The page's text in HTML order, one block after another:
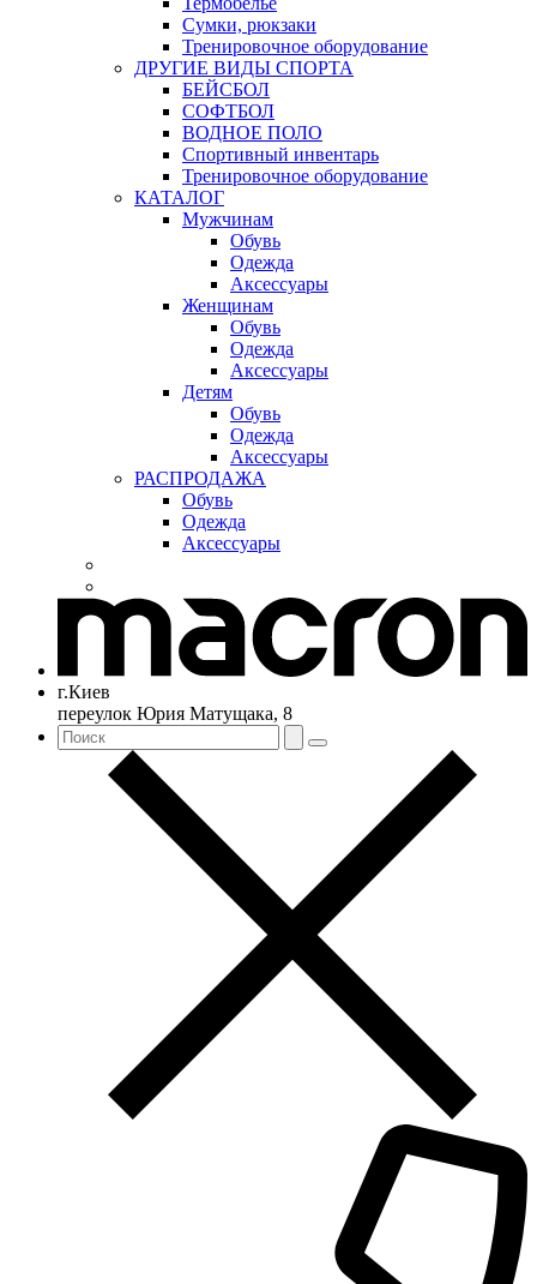
Сумки, рюкзаки
Тренировочное оборудование
ДРУГИЕ ВИДЫ СПОРТА
БЕЙСБОЛ
СОФТБОЛ
ВОДНОЕ ПОЛО
Спортивный инвентарь
Тренировочное оборудование
КАТАЛОГ
Мужчинам
Обувь
Одежда
Аксессуары
Женщинам
Обувь
Одежда
Аксессуары
Детям
Обувь
Одежда
Аксессуары
РАСПРОДАЖА
Обувь
Одежда
Аксессуары
г.Киев
переулок Юрия Матущака, 8